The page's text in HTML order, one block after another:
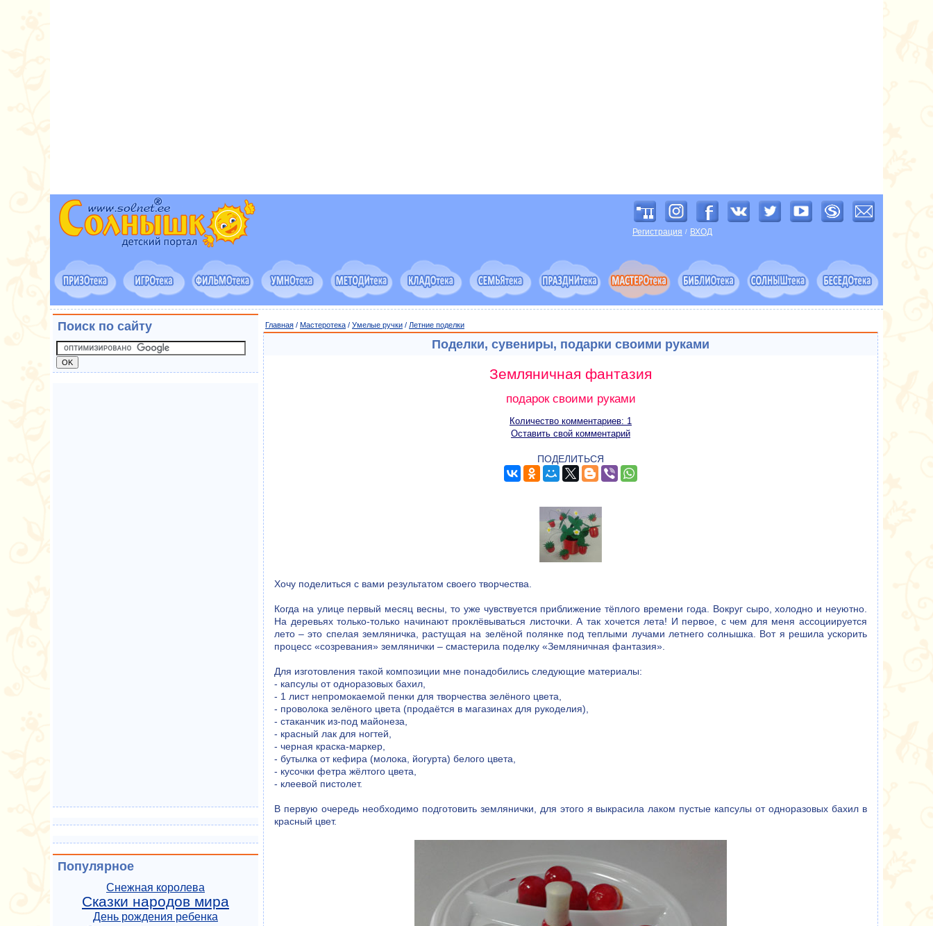
Регистрация / ВХОД
Главная / Мастеротека / Умелые ручки / Летние поделки
Поделки, сувениры, подарки своими руками
Земляничная фантазия
подарок своими руками
Количество комментариев: 1
Оставить свой комментарий
ПОДЕЛИТЬСЯ
Хочу поделиться с вами результатом своего творчества.
Когда на улице первый месяц весны, то уже чувствуется приближение тёплого времени года. Вокруг сыро, холодно и неуютно.
На деревьях только-только начинают проклёвываться листочки. А так хочется лета! И первое, с чем для меня ассоциируется
лето – это спелая земляничка, растущая на зелёной полянке под теплыми лучами летнего солнышка. Вот я решила ускорить
процесс «созревания» землянички – смастерила поделку «Земляничная фантазия».
Для изготовления такой композиции мне понадобились следующие материалы:
- капсулы от одноразовых бахил,
- 1 лист непромокаемой пенки для творчества зелёного цвета,
- проволока зелёного цвета (продаётся в магазинах для рукоделия),
- стаканчик из-под майонеза,
- красный лак для ногтей,
- черная краска-маркер,
- бутылка от кефира (молока, йогурта) белого цвета,
- кусочки фетра жёлтого цвета,
- клеевой пистолет.
В первую очередь необходимо подготовить землянички, для этого я выкрасила лаком пустые капсулы от одноразовых бахил в
красный цвет.
Поиск по сайту
Популярное
Снежная королева
Сказки народов мира
День рождения ребенка